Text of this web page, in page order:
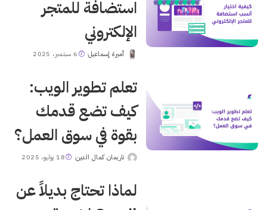
استضافة للمتجر
الإلكتروني
Postedأميرة إسماعيل 6 سبتمبر، 2025
تعلم تطوير الويب:
كيف تضع قدمك
بقوة في سوق العمل؟
Postedناريمان كمال الدين 18 يوليو، 2025
لماذا تحتاج بديلاً عن